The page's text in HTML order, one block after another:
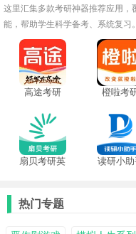
这里汇集多款考研神器推荐应用，
能，帮助学生科学备考、系统复习
地巩固知识点。想让备考更高效
力助手，助你稳步迈向成功。
高途考研
橙啦考
扇贝考研英
读研小
热门专题